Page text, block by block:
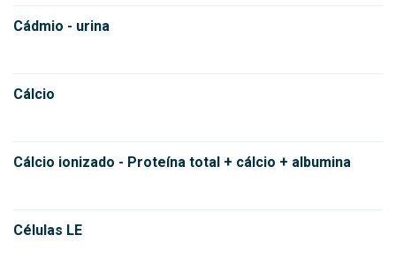
Cádmio - urina
Cálcio
Cálcio ionizado - Proteína total + cálcio + albumina
Células LE